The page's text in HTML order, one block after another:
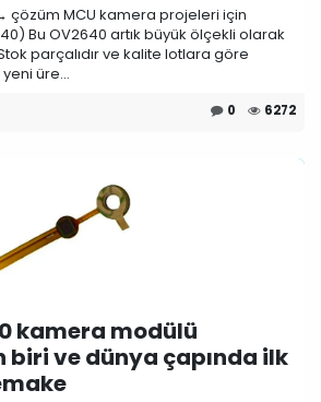
çözüm MCU kamera projeleri için
Bu OV2640 artık büyük ölçekli olarak
parçalıdır ve kalite lotlara göre
üre...
0 6272
kamera modülü
ve dünya çapında ilk